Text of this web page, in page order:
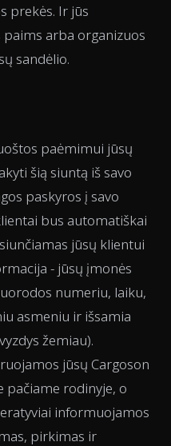
prekės. Ir jūs
arba organizuos
sandėlio.
paėmimui jūsų
šią siuntą iš savo
paskyros į savo
bus automatiškai
jūsų klientui
- jūsų įmonės
numeriu, laiku,
asmeniu ir išsamia
žemiau).
jūsų Cargoson
rodinyje, o
informuojamos
pirkimas ir